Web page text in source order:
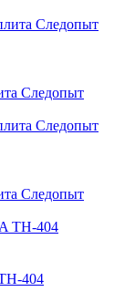
Следопыт
Следопыт
404